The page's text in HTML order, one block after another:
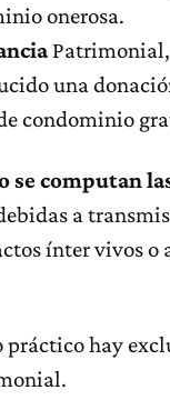
onerosa.
una
condominio
se computan
a
ínter vivos o
práctico hay